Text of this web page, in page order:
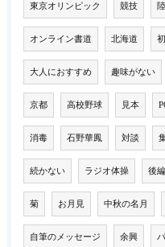
東京オリンピック 競技
オンライン書道 北海道
大人におすすめ 趣味がない
京都 高校野球 見本
消毒 石野華鳳 対談
続かない ラジオ体操 後編
菊 お月見 中秋の名月
自筆のメッセージ 余興